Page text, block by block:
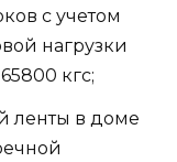
с учетом
нагрузки
кгс;
ленты в доме